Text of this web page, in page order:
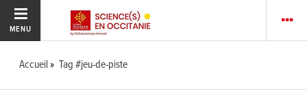
MENU
Accueil Tag #jeu-de-piste